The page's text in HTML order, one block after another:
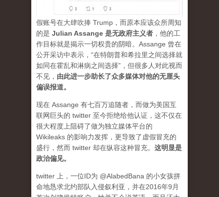
假账号在大肆吹捧 Trump，而原本应该众所周知
的是 Julian Assange 是无政府主义者 ，他的工
作目标就是揭示一切权贵的阴暗。Assange 曾在
公开采访中表示，“在特朗普和希拉里之间选择就
如同在霍乱和淋病之间选择”，但很多人对此视而
不见， 由此进一步助长了众多媒体对他的无厘头
偏误报道。
现在 Assange 有七百万追随者，而做为美国互
联网巨头的 twitter 至今拒绝给他认证，这不仅在
很大程度上阻碍了做为独立媒体平台的
Wikileaks 的影响力发挥，更导致了虚假冒充的
盛行，然而 twitter 却在纵容这种冒充。 这明显是
政治偏见。
twitter 上，一位ID为 @AlabedBana 的小女孩拼
命地恳求北约部队入侵叙利亚，并在2016年9月